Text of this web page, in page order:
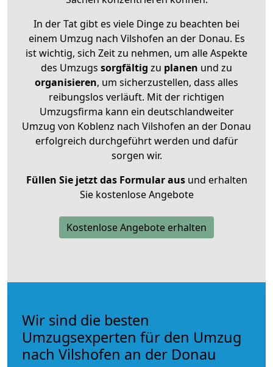
In der Tat gibt es viele Dinge zu beachten bei
einem Umzug nach Vilshofen an der Donau. Es
ist wichtig, sich Zeit zu nehmen, um alle Aspekte
des Umzugs sorgfältig zu planen und zu
organisieren, um sicherzustellen, dass alles
reibungslos verläuft. Mit der richtigen
Umzugsfirma kann ein deutschlandweiter
Umzug von Koblenz nach Vilshofen an der Donau
erfolgreich durchgeführt werden und dafür
sorgen wir.
Füllen Sie jetzt das Formular ausund erhalten
Sie kostenlose Angebote
Kostenlose Angebote erhalten
Wir sind die besten
Umzugsexperten für den Umzug
nach Vilshofen an der Donau